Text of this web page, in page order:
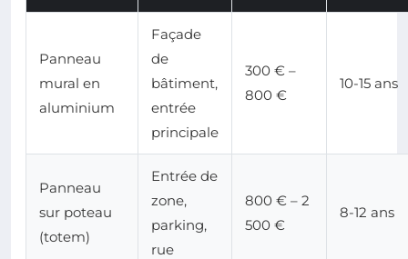
Panneau
mural en
aluminium
Façade
de
bâtiment,
entrée
principale
300 € –
800 €
10-15 ans
Panneau
sur poteau
(totem)
Entrée de
zone,
parking,
rue
800 € – 2
500 €
8-12 ans